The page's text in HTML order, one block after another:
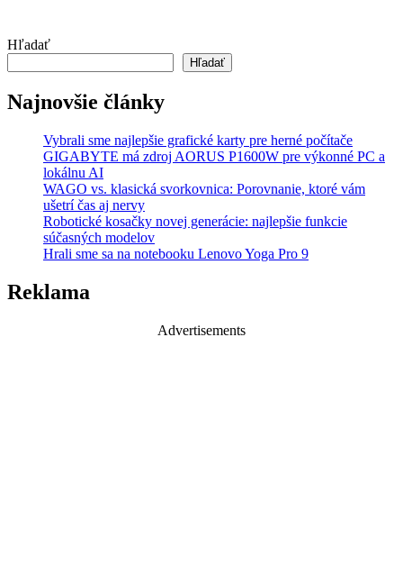
Hľadať
Hľadať
Najnovšie články
Vybrali sme najlepšie grafické karty pre herné počítače
GIGABYTE má zdroj AORUS P1600W pre výkonné PC a
lokálnu AI
WAGO vs. klasická svorkovnica: Porovnanie, ktoré vám
ušetrí čas aj nervy
Robotické kosačky novej generácie: najlepšie funkcie
súčasných modelov
Hrali sme sa na notebooku Lenovo Yoga Pro 9
Reklama
Advertisements